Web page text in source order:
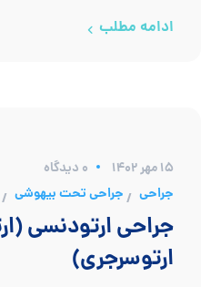
ادامه مطلب
۱۵ مهر ۱۴۰۲
0 دیدگاه
جراحی /جراحی تحت بیهوشی
جراحی ارتودنسی
ارتوسرجری)